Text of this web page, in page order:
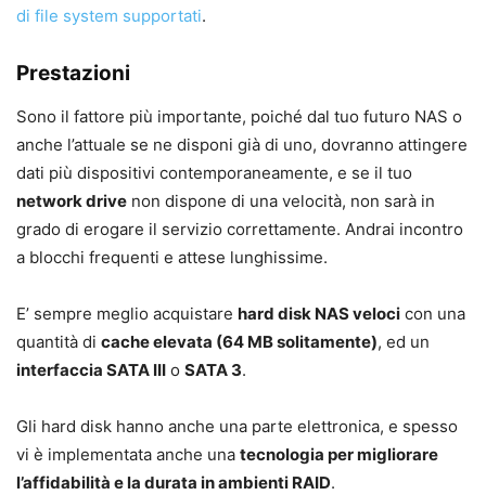
di file system supportati.
Prestazioni
Sono il fattore più importante, poiché dal tuo futuro NAS o
anche l’attuale se ne disponi già di uno, dovranno attingere
dati più dispositivi contemporaneamente, e se il tuo
network drive non dispone di una velocità, non sarà in
grado di erogare il servizio correttamente. Andrai incontro
a blocchi frequenti e attese lunghissime.
E’ sempre meglio acquistare hard disk NAS veloci con una
quantità di cache elevata (64 MB solitamente), ed un
interfaccia SATA III o SATA 3.
Gli hard disk hanno anche una parte elettronica, e spesso
vi è implementata anche una tecnologia per migliorare
l’affidabilità e la durata in ambienti RAID.